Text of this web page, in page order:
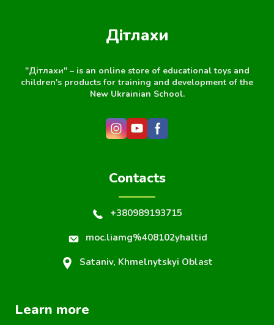
Дітлахи
"Дітлахи" – is an online store of educational toys and
children's products for training and development of the
New Ukrainian School.
Contacts
+380989193715
moc.liamg%408102yhaltid
Sataniv, Khmelnytskyi Oblast
Learn more